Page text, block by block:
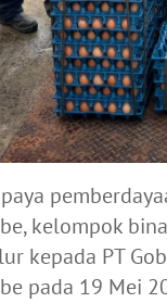
kelompok
kepada PT
pada 19 Mei